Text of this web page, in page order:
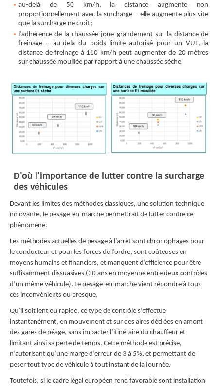
au-delà de 50 km/h, la distance augmente non
proportionnellement avec la surcharge – elle augmente plus vite
que la surcharge ne croit ;
l’adhérence de la chaussée joue grandement sur la distance de
freinage – au-delà du poids limite autorisé pour un VUL, la
distance de freinage à 110 km/h peut augmenter de 20 mètres
sur chaussée mouillée par rapport à une chaussée sèche.
D'où l'importance de lutter contre la surcharge
des véhicules
Devant les limites des méthodes classiques, une solution technique
innovante, le pesage-en-marche permettrait de lutter contre ce
phénomène.
Les méthodes actuelles de pesage à l’arrêt sont chronophages pour
le conducteur et pour les forces de l’ordre, sont coûteuses en
moyens humains et financiers, et manquent d’efficience pour être
suffisamment dissuasives (30 ans en moyenne entre deux contrôles
d’un même véhicule). Le pesage-en-marche vient répondre à tous
ces inconvénients ou presque.
Qu’il soit lent ou rapide, ce type de contrôle s’effectue
instantanément, en mouvement et sur des aires dédiées en amont
des gares de péage, sans impacter l’itinéraire du chauffeur et
limitant ainsi sa perte de temps. Cette méthode est précise,
n’autorisant qu’une marge d’erreur de 3 à 5%, et permettant de
peser tout type de véhicule à tout instant de la journée.
Toutefois, si le cadre légal européen rend favorable sont installation